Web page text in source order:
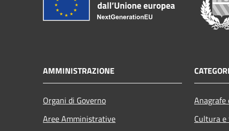
AMMINISTRAZIONE
Organi di Governo
Aree Amministrative
Cultura